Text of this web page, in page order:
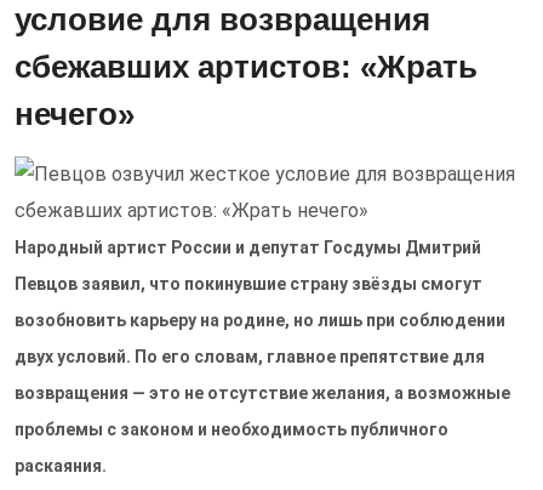
условие для возвращения
сбежавших артистов: «Жрать
нечего»
Народный артист России и депутат Госдумы Дмитрий
Певцов заявил, что покинувшие страну звёзды смогут
возобновить карьеру на родине, но лишь при соблюдении
двух условий. По его словам, главное препятствие для
возвращения — это не отсутствие желания, а возможные
проблемы с законом и необходимость публичного
раскаяния.